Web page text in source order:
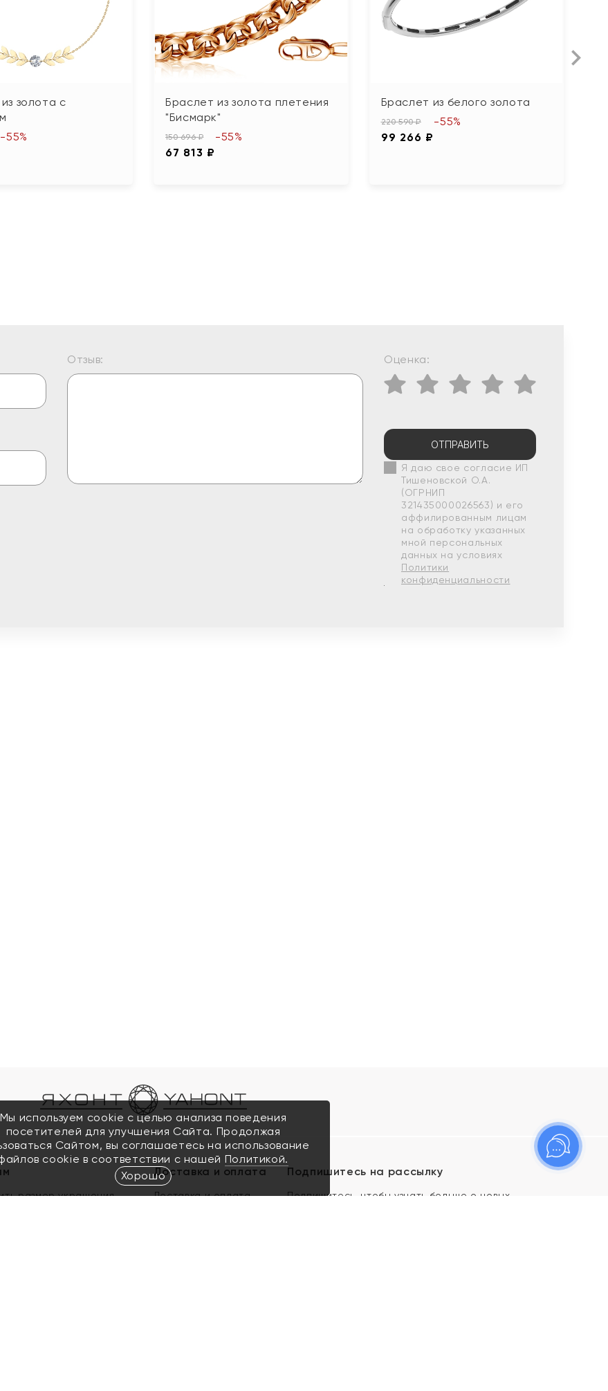
золота с
-55%
Браслет из золота плетения
"Бисмарк"
150 696 ₽
67 813 ₽
-55%
Браслет из белого золота
220 590 ₽
99 266 ₽
-55%
Отзыв: Оценка:
ОТПРАВИТЬ
Я даю свое согласие ИП
Тишеновской О.А.
(ОГРНИП
321435000026563) и его
аффилированным лицам
на обработку указанных
мной персональных
данных на условиях
Политики
конфиденциальности
размер украшения
Доставка и оплата
Доставка и оплата
Подпишитесь на рассылку
Подпишитесь, чтобы узнать больше о новых
Мы используем cookie с целью анализа поведения
посетителей для улучшения Сайта. Продолжая
Сайтом, вы соглашаетесь на использование
cookie в соответствии с нашей Политикой.
Хорошо